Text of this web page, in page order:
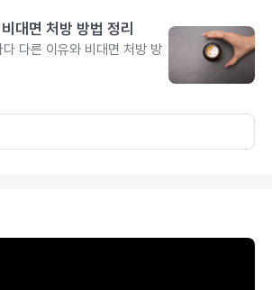
대면 처방 방법 정리
다른 이유와 비대면 처방 방